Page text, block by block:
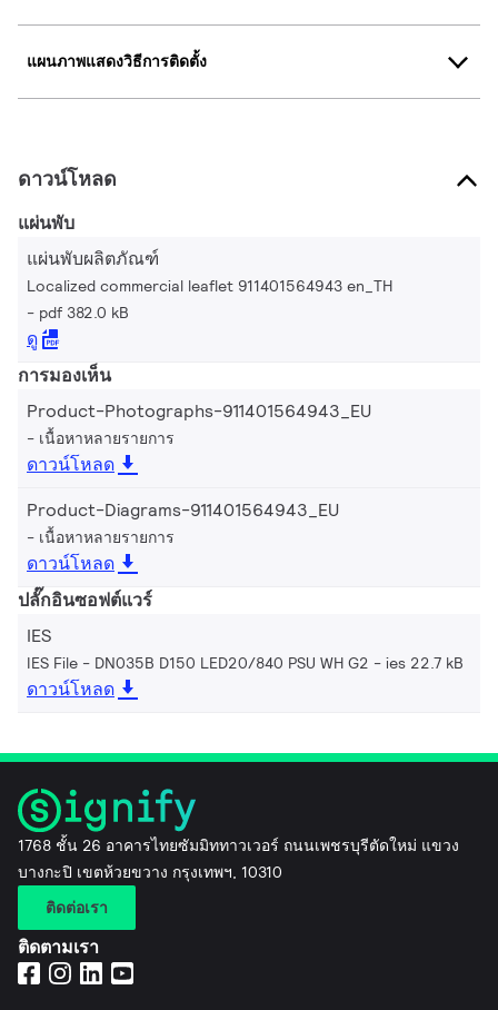
แผนภาพแสดงวิธีการติดตั้ง
ดาวน์โหลด
แผ่นพับ
แผ่นพับผลิตภัณฑ์
Localized commercial leaflet 911401564943 en_TH
pdf 382.0 kB
ดู
การมองเห็น
Product-Photographs-911401564943_EU
เนื้อหาหลายรายการ
ดาวน์โหลด
Product-Diagrams-911401564943_EU
เนื้อหาหลายรายการ
ดาวน์โหลด
ปลั๊กอินซอฟต์แวร์
IES
IES File - DN035B D150 LED20/840 PSU WH G2 ies 22.7 kB
ดาวน์โหลด
1768 ชั้น 26 อาคารไทยซัมมิททาวเวอร์ ถนนเพชรบุรีตัดใหม่ แขวง
บางกะปิ เขตห้วยขวาง กรุงเทพฯ, 10310
ติดต่อเรา
ติดตามเรา